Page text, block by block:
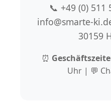
📞 +49 (0)
info@smarte-
30159
⏰
Uhr | 💬